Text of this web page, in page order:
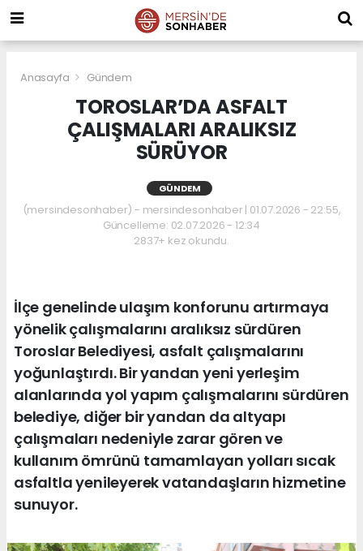
Anasayfa Gündem
TOROSLAR’DA ASFALT
ÇALIŞMALARI ARALIKSIZ
SÜRÜYOR
GÜNDEM
(mersindesonhaber) - mersindesonhaber | 01.07.2026 - 22:55,
Güncelleme: 02.07.2026 - 12:34
2837+ kez okundu.
İlçe genelinde ulaşım konforunu artırmaya
yönelik çalışmalarını aralıksız sürdüren
Toroslar Belediyesi, asfalt çalışmalarını
yoğunlaştırdı. Bir yandan yeni yerleşim
alanlarında yol yapım çalışmalarını sürdüren
belediye, diğer bir yandan da altyapı
çalışmaları nedeniyle zarar gören ve
kullanım ömrünü tamamlayan yolları sıcak
asfaltla yenileyerek vatandaşların hizmetine
sunuyor.